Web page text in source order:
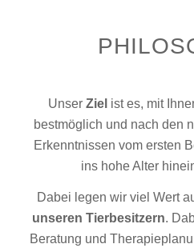
Unser Ziel ist es, mit
bestmöglich und nach den
Erkenntnissen vom ersten
ins hohe Alter
Dabei legen wir viel Wert
unseren Tierbesitzern.
Beratung und